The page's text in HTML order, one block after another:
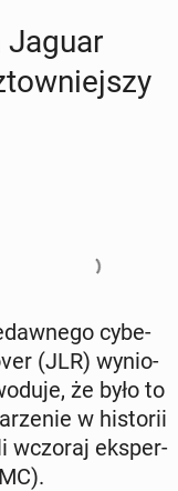
Jaguar
cy­be­
(JLR) wy­nio­
że było to
w hi­sto­rii
wczoraj eks­per­